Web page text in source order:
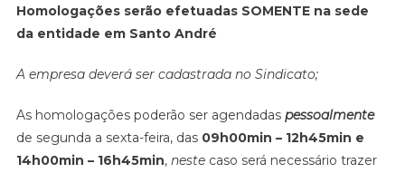
Homologações serão efetuadas SOMENTE na sede
da entidade em Santo André
A empresa deverá ser cadastrada no Sindicato;
As homologações poderão ser agendadas pessoalmente
de segunda a sexta-feira, das 09h00min – 12h45min e
14h00min – 16h45min, nestecaso será necessário trazer